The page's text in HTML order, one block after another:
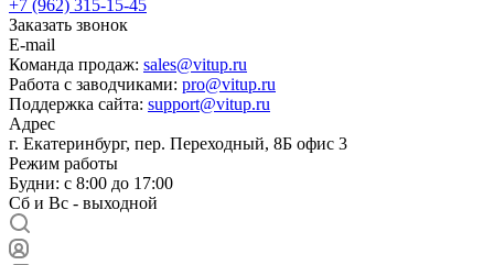
+7 (962) 315-15-45
Заказать звонок
E-mail
Команда продаж: sales@vitup.ru
Работа с заводчиками: pro@vitup.ru
Поддержка сайта: support@vitup.ru
Адрес
г. Екатеринбург, пер. Переходный, 8Б офис 3
Режим работы
Будни: с 8:00 до 17:00
Сб и Вс - выходной